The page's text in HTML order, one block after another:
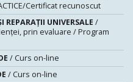
Certificat recunoscut
REPARAŢII UNIVERSALE /
prin evaluare / Program
/ Curs on-line
/ Curs on-line